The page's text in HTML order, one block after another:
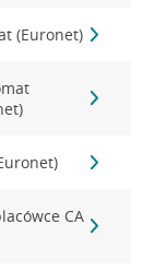
(Euronet)
CA